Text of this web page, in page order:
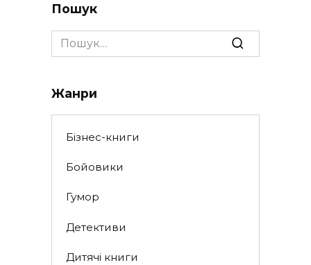
Пошук
Search
for:
Жанри
Бізнес-книги
Бойовики
Гумор
Детективи
Дитячі книги